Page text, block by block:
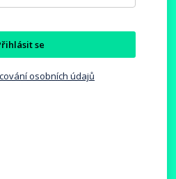
se
osobních údajů